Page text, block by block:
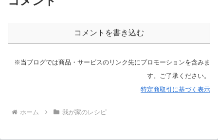
コメントを書き込む
※当ブログでは商品・サービスのリンク先にプロモーションを含みま
す。ご了承ください。
特定商取引に基づく表示
ホーム 我が家のレシピ